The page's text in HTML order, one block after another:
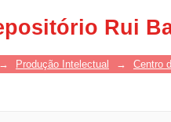
Rui
→ Produção Intelectual → Centro